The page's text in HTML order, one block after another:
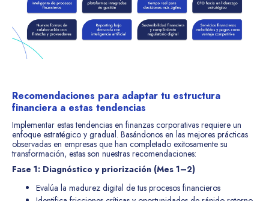
Recomendaciones para adaptar tu estructura
financiera a estas tendencias
Implementar estas tendencias en finanzas corporativas requiere un
enfoque estratégico y gradual. Basándonos en las mejores prácticas
observadas en empresas que han completado exitosamente su
transformación, estas son nuestras recomendaciones:
Fase 1: Diagnóstico y priorización (Mes 1–2)
Evalúa la madurez digital de tus procesos financieros